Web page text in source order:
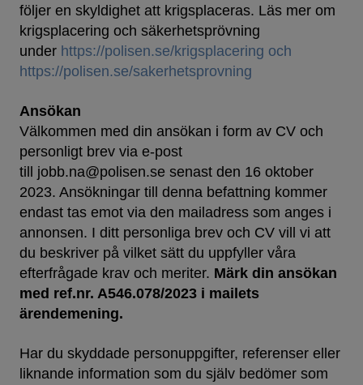
följer en skyldighet att krigsplaceras. Läs mer om
krigsplacering och säkerhetsprövning
under https://polisen.se/krigsplacering och
https://polisen.se/sakerhetsprovning
Ansökan
Välkommen med din ansökan i form av CV och
personligt brev via e-post
till jobb.na@polisen.se senast den 16 oktober
2023. Ansökningar till denna befattning kommer
endast tas emot via den mailadress som anges i
annonsen. I ditt personliga brev och CV vill vi att
du beskriver på vilket sätt du uppfyller våra
efterfrågade krav och meriter. Märk din ansökan
med ref.nr. A546.078/2023 i mailets
ärendemening.
Har du skyddade personuppgifter, referenser eller
liknande information som du själv bedömer som